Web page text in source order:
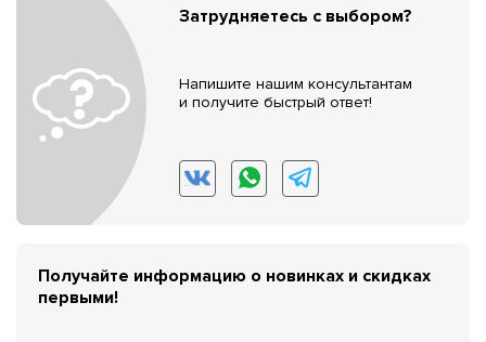
Затрудняетесь с выбором?
Напишите нашим консультантам
и получите быстрый ответ!
Получайте информацию о новинках и скидках
первыми!